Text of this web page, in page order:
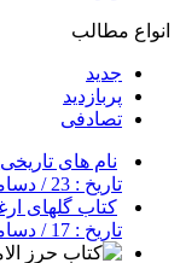
انواع مطالب
جدید
پربازدید
تصادفی
نام های
تاریخ : 23 / دسامبر / 2019
کتاب گلهای
تاریخ : 17 / دسامبر / 2019